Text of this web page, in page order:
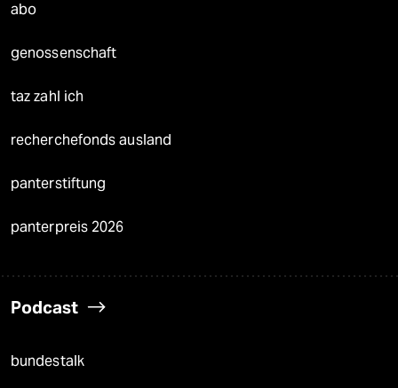
abo
genossenschaft
taz zahl ich
recherchefonds ausland
panterstiftung
panterpreis 2026
Podcast
bundestalk